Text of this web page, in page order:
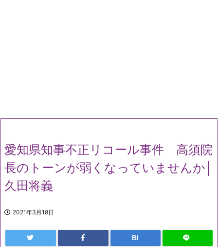
愛知県知事不正リコール事件 高須院
長のトーンが弱くなっていませんか│
久田将義
2021年3月18日
B!